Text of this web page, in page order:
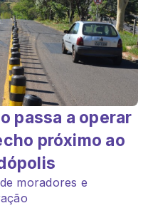
passa a operar
próximo ao
moradores e